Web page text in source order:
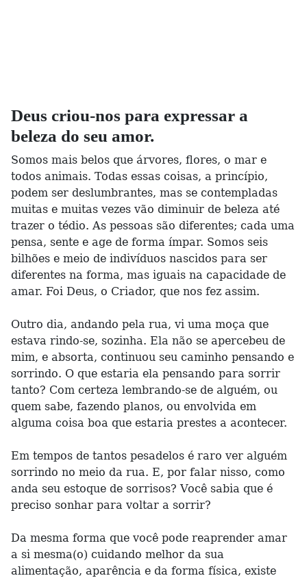
Deus criou-nos para expressar a
beleza do seu amor.
Somos mais belos que árvores, flores, o mar e
todos animais. Todas essas coisas, a princípio,
podem ser deslumbrantes, mas se contempladas
muitas e muitas vezes vão diminuir de beleza até
trazer o tédio. As pessoas são diferentes; cada uma
pensa, sente e age de forma ímpar. Somos seis
bilhões e meio de indivíduos nascidos para ser
diferentes na forma, mas iguais na capacidade de
amar. Foi Deus, o Criador, que nos fez assim.
Outro dia, andando pela rua, vi uma moça que
estava rindo-se, sozinha. Ela não se apercebeu de
mim, e absorta, continuou seu caminho pensando e
sorrindo. O que estaria ela pensando para sorrir
tanto? Com certeza lembrando-se de alguém, ou
quem sabe, fazendo planos, ou envolvida em
alguma coisa boa que estaria prestes a acontecer.
Em tempos de tantos pesadelos é raro ver alguém
sorrindo no meio da rua. E, por falar nisso, como
anda seu estoque de sorrisos? Você sabia que é
preciso sonhar para voltar a sorrir?
Da mesma forma que você pode reaprender amar
a si mesma(o) cuidando melhor da sua
alimentação, aparência e da forma física, existe